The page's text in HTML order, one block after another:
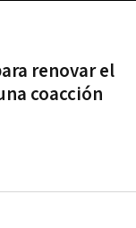
renovar el
coacción